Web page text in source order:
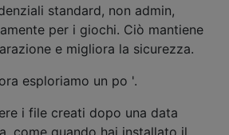
standard, non admin,
per i giochi. Ciò mantiene
e migliora la sicurezza.
esploriamo un po '.
i file creati dopo una data
come quando hai installato il